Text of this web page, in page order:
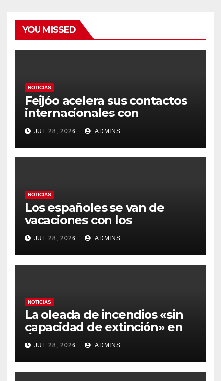
YOU MISSED
NOTICIAS
Feijóo acelera sus contactos
internacionales con
Latinoamérica como socio
prioritario en su agenda de
gobierno
JUL 28, 2026 ADMINS
NOTICIAS
Los españoles se van de
vacaciones con los
carburantes hasta un 21%
más caros que el año pasado
y los hoteles disparados
JUL 28, 2026 ADMINS
NOTICIAS
La oleada de incendios «sin
capacidad de extinción» en
Ávila y al oeste de Madrid
obliga a declarar la
emergencia nacional
JUL 28, 2026 ADMINS